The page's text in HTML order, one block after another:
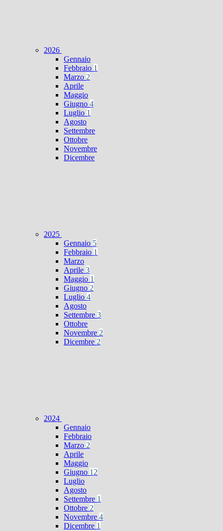
2026
Gennaio
Febbraio 1
Marzo 2
Aprile
Maggio
Giugno 4
Luglio 1
Agosto
Settembre
Ottobre
Novembre
Dicembre
2025
Gennaio 5
Febbraio 1
Marzo
Aprile 3
Maggio 1
Giugno 2
Luglio 4
Agosto
Settembre 3
Ottobre
Novembre 2
Dicembre 2
2024
Gennaio
Febbraio
Marzo 2
Aprile
Maggio
Giugno 12
Luglio
Agosto
Settembre 1
Ottobre 2
Novembre 4
Dicembre 1